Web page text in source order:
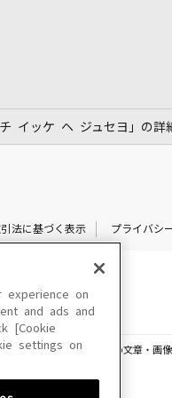
チ イッケ ヘ ジュセヨ」の詳
法に基づく表示 プライバシ
トに掲載されている一切の文章・画
experience on
and ads and
[Cookie
settings on